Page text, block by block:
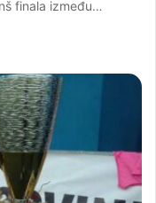
finala između…